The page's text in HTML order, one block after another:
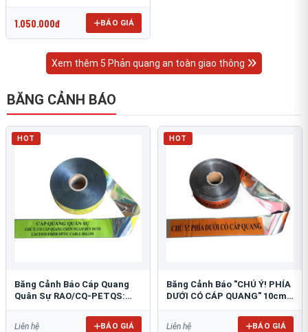
1.050.000đ BÁO GIÁ
Xem thêm 5 Phản quang an toàn giao thông
BĂNG CẢNH BÁO
HOT
Băng Cảnh Báo Cáp Quang
Quân Sự RAO/CQ-PETQS:
Liên hệ BÁO GIÁ
HOT
Băng Cảnh Báo "CHÚ Ý! PHÍA
DƯỚI CÓ CÁP QUANG" 10cm:
Liên hệ BÁO GIÁ